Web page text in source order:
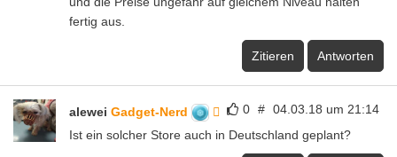
fertig aus.
Zitieren Antworten
0 # 04.03.18 um 21:14
alewei Gadget-Nerd
Ist ein solcher Store auch in Deutschland geplant?